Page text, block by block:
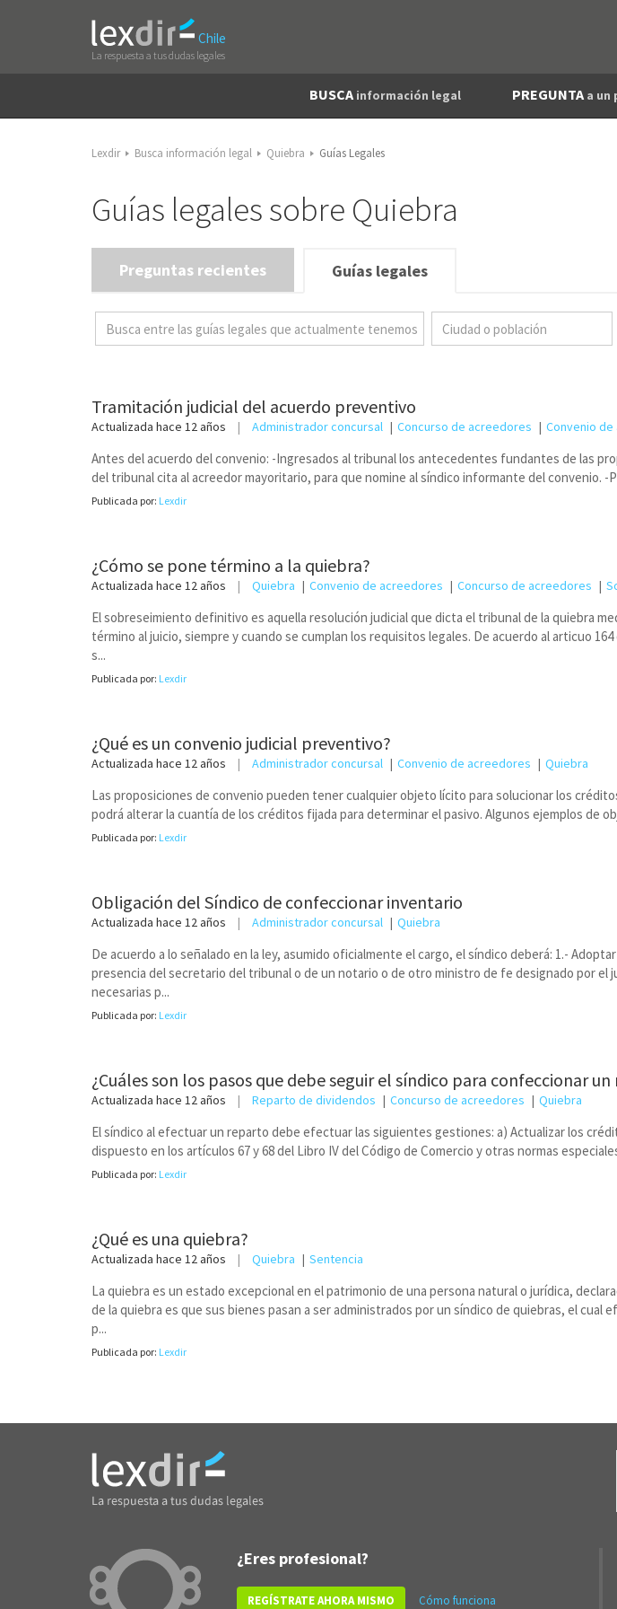
Chile
La respuesta a tus dudas legales
BUSCA información legal PREGUNTA a un
Lexdir Busca información legal Quiebra Guías Legales
Guías legales sobre Quiebra
Preguntas recientes Guías legales
Tramitación judicial del acuerdo preventivo
Actualizada hace 12 años Administrador concursal Concurso de acreedores Convenio
Antes del acuerdo del convenio: -Ingresados al tribunal los antecedentes fundantes de las
del tribunal cita al acreedor mayoritario, para que nomine al síndico informante del convenio.
Publicada por: Lexdir
¿Cómo se pone término a la quiebra?
Actualizada hace 12 años Quiebra Convenio de acreedores Concurso de acreedores
El sobreseimiento definitivo es aquella resolución judicial que dicta el tribunal de la quiebra
término al juicio, siempre y cuando se cumplan los requisitos legales. De acuerdo al articuo
s...
Publicada por: Lexdir
¿Qué es un convenio judicial preventivo?
Actualizada hace 12 años Administrador concursal Convenio de acreedores Quiebra
Las proposiciones de convenio pueden tener cualquier objeto lícito para solucionar los
podrá alterar la cuantía de los créditos fijada para determinar el pasivo. Algunos ejemplos de
Publicada por: Lexdir
Obligación del Síndico de confeccionar inventario
Actualizada hace 12 años Administrador concursal Quiebra
De acuerdo a lo señalado en la ley, asumido oficialmente el cargo, el síndico deberá: 1.-
presencia del secretario del tribunal o de un notario o de otro ministro de fe designado por el
necesarias p...
Publicada por: Lexdir
¿Cuáles son los pasos que debe seguir el síndico para confeccionar
Actualizada hace 12 años Reparto de dividendos Concurso de acreedores Quiebra
El síndico al efectuar un reparto debe efectuar las siguientes gestiones: a) Actualizar los
dispuesto en los artículos 67 y 68 del Libro IV del Código de Comercio y otras normas
Publicada por: Lexdir
¿Qué es una quiebra?
Actualizada hace 12 años Quiebra Sentencia
La quiebra es un estado excepcional en el patrimonio de una persona natural o jurídica,
de la quiebra es que sus bienes pasan a ser administrados por un síndico de quiebras, el cual
p...
Publicada por: Lexdir
¿Eres profesional?
REGÍSTRATE AHORA MISMO Cómo funciona